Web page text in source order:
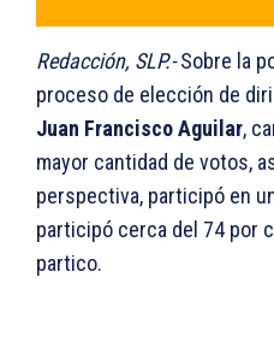
Redacción, SLP.-Sobre la
proceso de elección de
Juan Francisco Aguilar,
mayor cantidad de votos,
perspectiva, participó en
participó cerca del 74 por
partico.